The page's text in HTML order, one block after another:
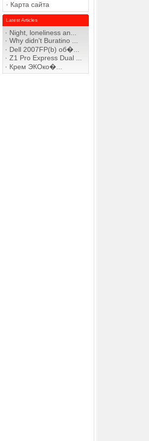
· Карта сайта
Latest Articles
· Night, loneliness an...
· Why didn't Buratino ...
· Dell 2007FP(b) об�...
· Z1 Pro Express Dual ...
· Крем ЭКОко�...